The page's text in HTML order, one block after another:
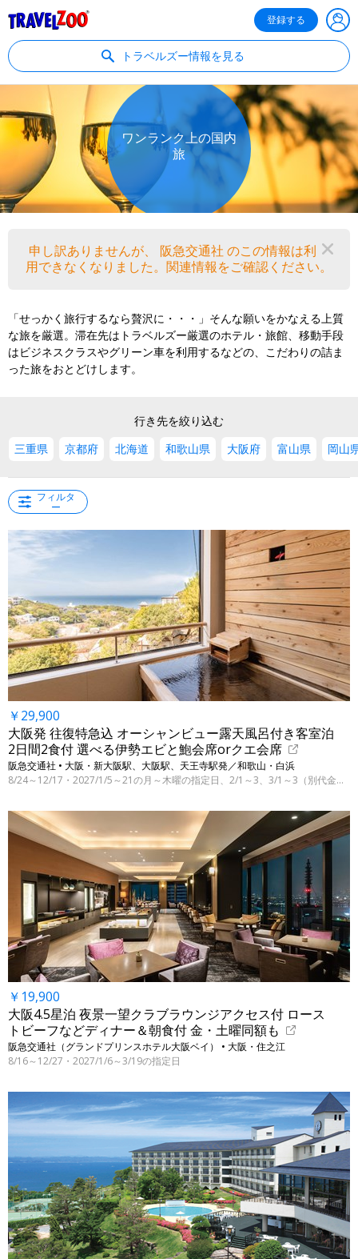
登録する
トラベルズー情報を見る
ワンランク上の国内
旅
申し訳ありませんが、 阪急交通社 のこの情報は利
用できなくなりました。関連情報をご確認ください。
「せっかく旅行するなら贅沢に・・・」そんな願いをかなえる上質
な旅を厳選。滞在先はトラベルズー厳選のホテル・旅館、移動手段
はビジネスクラスやグリーン車を利用するなどの、こだわりの詰ま
った旅をおとどけします。
行き先を絞り込む
三重県
京都府 北海道 和歌山県 大阪府 富山県 岡山
フィルタ
ー
￥29,900
大阪発 往復特急込 オーシャンビュー露天風呂付き客室泊
2日間2食付 選べる伊勢エビと鮑会席orクエ会席
阪急交通社 • 大阪・新大阪駅、大阪駅、天王寺駅発／和歌山・白浜
8/24～12/17・2027/1/5～21の月～木曜の指定日、2/1～3、3/1～3（別代金にて3/31まで）
￥19,900
大阪4.5星泊 夜景一望クラブラウンジアクセス付 ロース
トビーフなどディナー＆朝食付 金・土曜同額も
阪急交通社（グランドプリンスホテル大阪ベイ） • 大阪・住之江
8/16～12/27・2027/1/6～3/19の指定日